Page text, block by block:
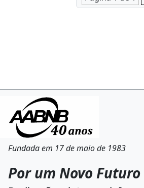
Fundada em 17 de maio de 1983
Por um Novo Futuro